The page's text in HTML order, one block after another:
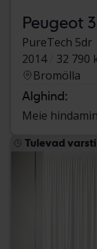
Peugeot
PureTech 5dr
2014
32 790
Bromölla
Alghind:
Meie
Tulevad varsti